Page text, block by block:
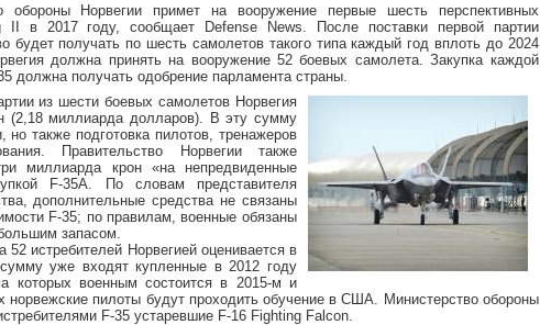
Норвегии примет на вооружение первые шесть перспективных
II в 2017 году, сообщает Defense News. После поставки первой партии
будет получать по шесть самолетов такого типа каждый год вплоть до 2024
должна принять на вооружение 52 боевых самолета. Закупка каждой
должна получать одобрение парламента страны.
из шести боевых самолетов Норвегия
(2,18 миллиарда долларов). В эту сумму
но также подготовка пилотов, тренажеров
Правительство Норвегии также
миллиарда крон «на непредвиденные
F-35A. По словам представителя
дополнительные средства не связаны
F-35; по правилам, военные обязаны
запасом.
истребителей Норвегией оценивается в
уже входят купленные в 2012 году
которых военным состоится в 2015-м и
норвежские пилоты будут проходить обучение в США. Министерство обороны
F-35 устаревшие F-16 Fighting Falcon.